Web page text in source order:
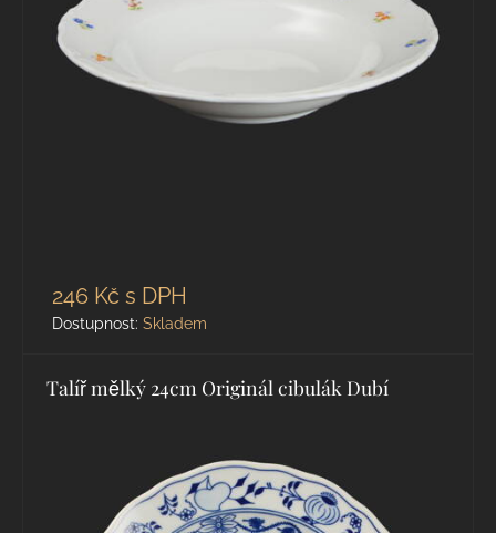
246 Kč s DPH
Dostupnost: Skladem
Talíř mělký 24cm Originál cibulák Dubí